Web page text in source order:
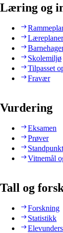
Læring og
Læreplaner
Skolemiljø
Tilpasset
Fravær
Vurdering
Eksamen
Prøver
Vitnemål
Tall og
Forskning
Statistikk